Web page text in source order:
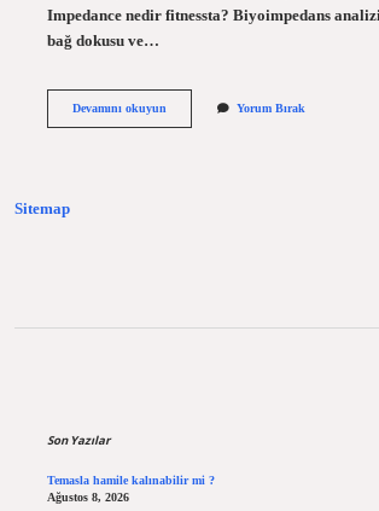
Impedance nedir fitnessta? Biyoimpedans
bağ dokusu ve…
Devamını okuyunFaz
Yorum Bırak
Sitemap
Son Yazılar
Temasla hamile kalınabilir mi ?
Ağustos 8, 2026